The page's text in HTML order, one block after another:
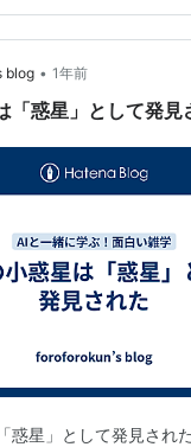
ンク数 1586） 🥉第3
ことで有名です。 衛星
ます。 探査機カッシー
。 第3位の答えを見る
blog • 1年前
「惑星」として発見
惑星」として発見され